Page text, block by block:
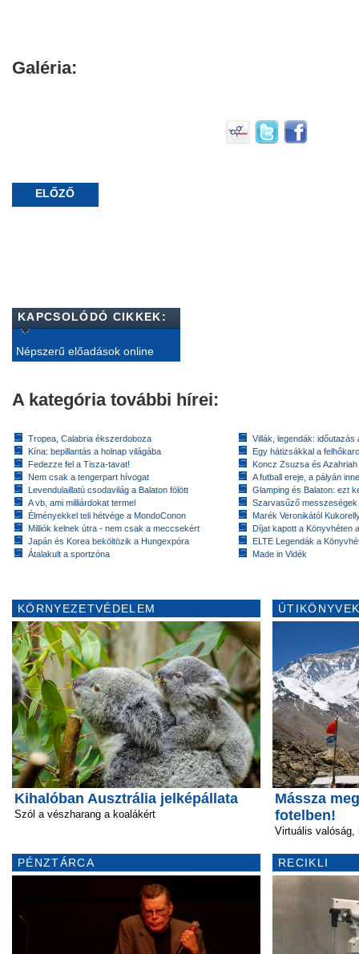
Galéria:
ELŐZŐ
KAPCSOLÓDÓ CIKKEK:
Népszerű előadások online
A kategória további hírei:
Tropea, Calabria ékszerdoboza
Kína: bepillantás a holnap világába
Fedezze fel a Tisza-tavat!
Nem csak a tengerpart hívogat
Levendulaillatú csodavilág a Balaton fölött
A vb, ami milliárdokat termel
Élményekkel teli hétvége a MondoConon
Milliók kelnek útra - nem csak a meccsekért
Japán és Korea beköltözik a Hungexpóra
Átalakult a sportzóna
Villák, legendák: időutazás
Egy hátizsákkal a
Koncz Zsuzsa és
A futball ereje, a pályán
Glamping és Balaton: ezt
Szarvasűző messzeségek
Marék Veronikától
Díjat kapott a Könyvhéten
ELTE Legendák a
Made in Vidék
KÖRNYEZETVÉDELEM
Kihalóban Ausztrália jelképállata
Szól a vészharang a koalákért
PÉNZTÁRCA
Mássza
fotelben!
Virtuális valóság,
RECIKLI